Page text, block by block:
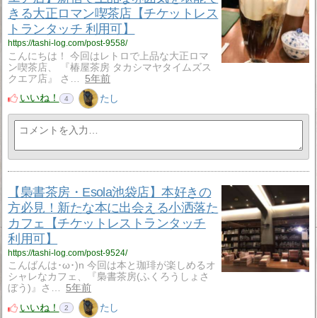
きる大正ロマン喫茶店【チケットレス
トランタッチ 利用可】
https://tashi-log.com/post-9558/
こんにちは！ 今回はレトロで上品な大正ロマ
ン喫茶店、 『椿屋茶房 タカシマヤタイムズス
クエア店』 さ…
5年前
いいね！
4 たし
【梟書茶房・Esola池袋店】本好きの
方必見！新たな本に出会える小洒落た
カフェ【チケットレストランタッチ
利用可】
https://tashi-log.com/post-9524/
こんばんは･ω･)n 今回は本と珈琲が楽しめるオ
シャレなカフェ、『梟書茶房(ふくろうしょさ
ぼう)』さ…
5年前
いいね！
2 たし